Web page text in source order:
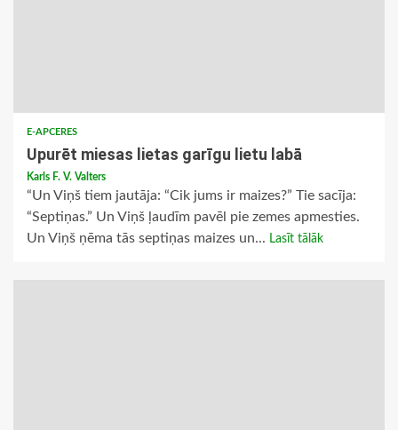
E-APCERES
Upurēt miesas lietas garīgu lietu labā
Karls F. V. Valters
“Un Viņš tiem jautāja: “Cik jums ir maizes?” Tie sacīja:
“Septiņas.” Un Viņš ļaudīm pavēl pie zemes apmesties.
Un Viņš ņēma tās septiņas maizes un... Lasīt tālāk